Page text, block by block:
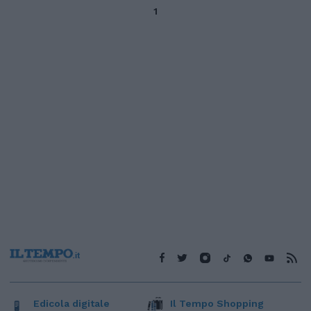
1
Edicola digitale Il Tempo Shopping